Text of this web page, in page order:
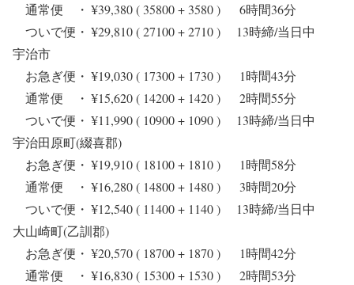
通常便 ・ ¥39,380 ( 35800 + 3580 ) 6時間36分
ついで便・ ¥29,810 ( 27100 + 2710 ) 13時締/当日中
宇治市
お急ぎ便・ ¥19,030 ( 17300 + 1730 ) 1時間43分
通常便 ・ ¥15,620 ( 14200 + 1420 ) 2時間55分
ついで便・ ¥11,990 ( 10900 + 1090 ) 13時締/当日中
宇治田原町(綴喜郡)
お急ぎ便・ ¥19,910 ( 18100 + 1810 ) 1時間58分
通常便 ・ ¥16,280 ( 14800 + 1480 ) 3時間20分
ついで便・ ¥12,540 ( 11400 + 1140 ) 13時締/当日中
大山崎町(乙訓郡)
お急ぎ便・ ¥20,570 ( 18700 + 1870 ) 1時間42分
通常便 ・ ¥16,830 ( 15300 + 1530 ) 2時間53分